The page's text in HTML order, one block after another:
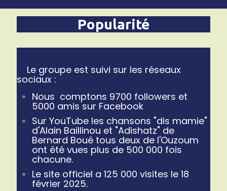
Popularité
Le groupe est suivi sur les réseaux
sociaux :
Nous comptons 9700 followers et
5000 amis sur Facebook
Sur YouTube les chansons "dis mamie"
d'Alain Baillinou et "Adishatz" de
Bernard Boué tous deux de l'Ouzoum
ont été vues plus de 500 000 fois
chacune.
Le site officiel a 125 000 visites le 18
février 2025.